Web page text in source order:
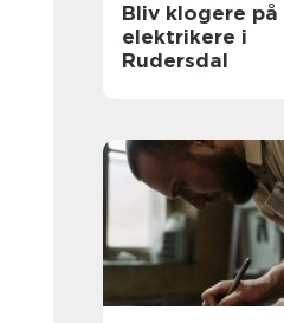
Bliv klogere på
elektrikere i
Rudersdal